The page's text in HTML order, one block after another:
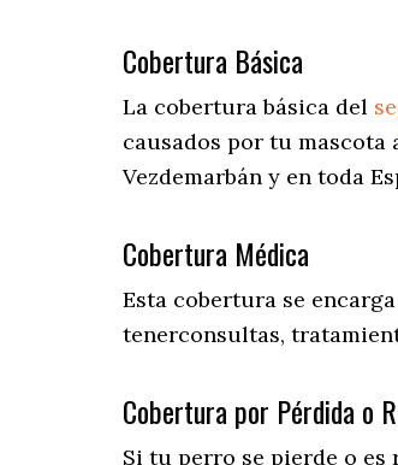
Cobertura Básica
La cobertura básica del
causados por tu mascota
Vezdemarbán y en toda
Cobertura Médica
Esta cobertura se
tenerconsultas,
Cobertura por Pérdida o
Si tu perro se pierde o es